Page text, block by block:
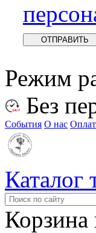
Режим
Без
События О нас
Каталог
Корзина